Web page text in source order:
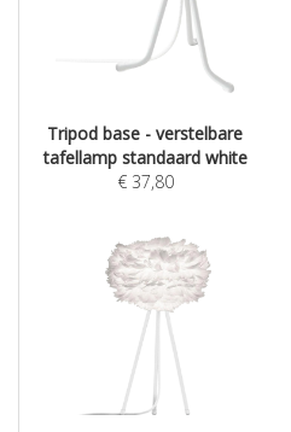
Tripod base - verstelbare
tafellamp standaard white
€ 37,80